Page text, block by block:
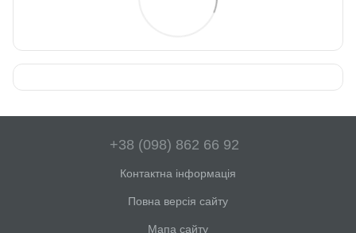
+38 (098) 862 66 92
Контактна інформація
Повна версія сайту
Мапа сайту